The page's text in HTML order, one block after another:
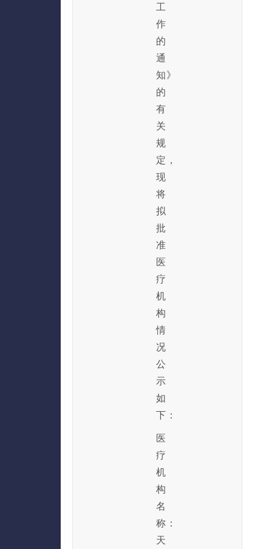
工
作
的
通
知》
的
有
关
规
定，
现
将
拟
批
准
医
疗
机
构
情
况
公
示
如
下：
医
疗
机
构
名
称：
天